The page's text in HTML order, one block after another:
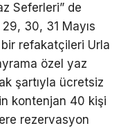
Seferleri” de
30, 31 Mayıs
refakatçileri Urla
özel yaz
şartıyla ücretsiz
kontenjan 40 kişi
rezervasyon